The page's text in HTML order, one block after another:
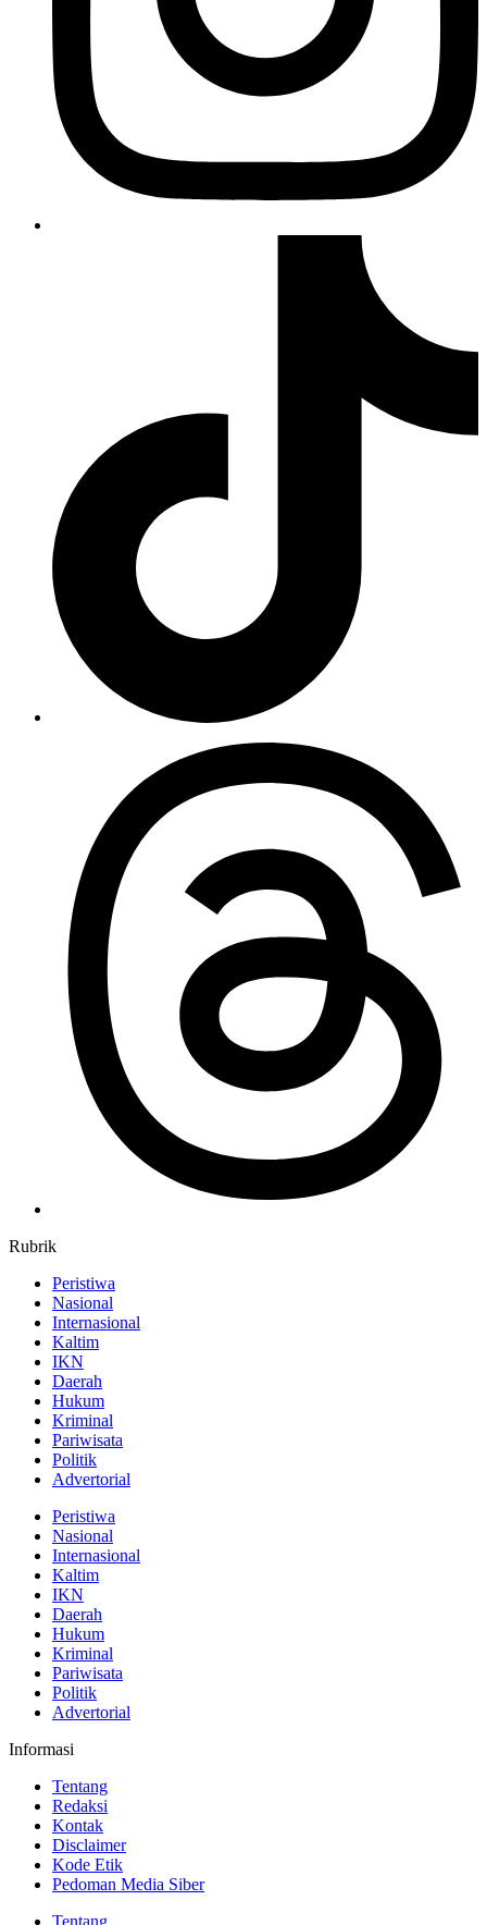
Rubrik
Peristiwa
Nasional
Internasional
Kaltim
IKN
Daerah
Hukum
Kriminal
Pariwisata
Politik
Advertorial
Peristiwa
Nasional
Internasional
Kaltim
IKN
Daerah
Hukum
Kriminal
Pariwisata
Politik
Advertorial
Informasi
Tentang
Redaksi
Kontak
Disclaimer
Kode Etik
Pedoman Media Siber
Tentang